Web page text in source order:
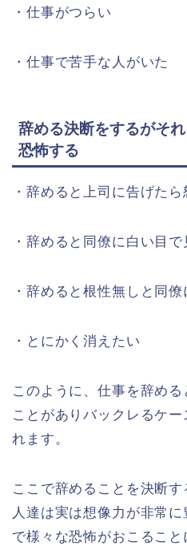
・仕事がつらい
・仕事で苦手な人がいた
辞める決断をするがそ
恐怖する
・辞めると上司に告げた
・辞めると同僚に白い目
・辞めると根性無しと同
・とにかく消えたい
このように、仕事を辞め
ことがありバックレるケ
れます。
ここで辞めることを決断
人達は実は想像力が非常
で様々な恐怖がおこるこ